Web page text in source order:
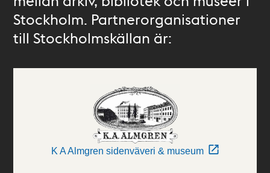
Stockholm. Partnerorganisationer
till Stockholmskällan är:
K A Almgren sidenväveri & museum